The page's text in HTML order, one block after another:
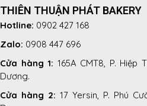
THIÊN THUẬN PHÁT BAKERY
Hotline: 0902 427 168
Zalo: 0908 447 696
Cửa hàng 1: 165A CMT8, P. Hiệp
Dương.
Cửa hàng 2: 17 Yersin, P. Phú